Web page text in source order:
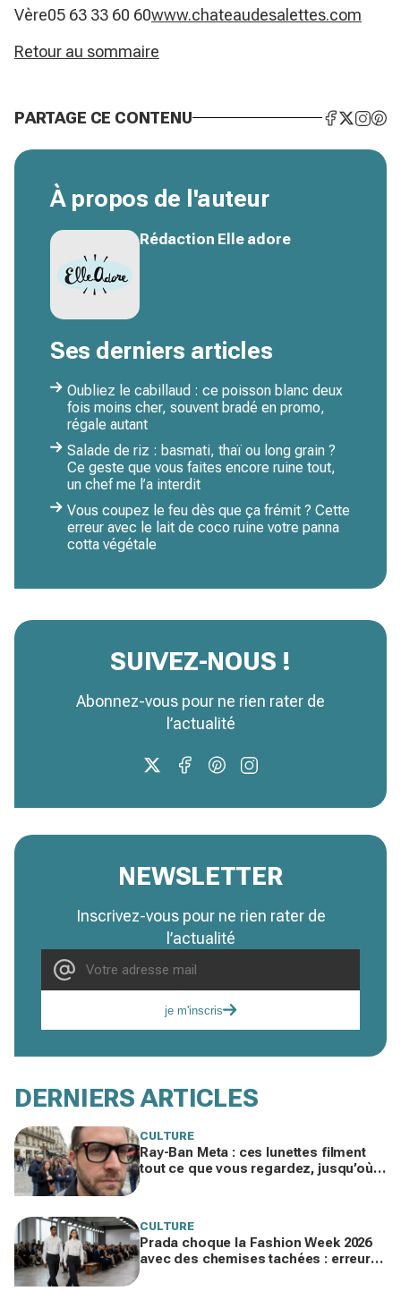
Vère05 63 33 60 60www.chateaudesalettes.com
Retour au sommaire
PARTAGE CE CONTENU
À propos de l'auteur
Rédaction Elle adore
Ses derniers articles
Oubliez le cabillaud : ce poisson blanc deux
fois moins cher, souvent bradé en promo,
régale autant
Salade de riz : basmati, thaï ou long grain ?
Ce geste que vous faites encore ruine tout,
un chef me l’a interdit
Vous coupez le feu dès que ça frémit ? Cette
erreur avec le lait de coco ruine votre panna
cotta végétale
SUIVEZ-NOUS !
Abonnez-vous pour ne rien rater de
l’actualité
NEWSLETTER
Inscrivez-vous pour ne rien rater de
l’actualité
je m'inscris
DERNIERS ARTICLES
CULTURE
Ray-Ban Meta : ces lunettes filment
tout ce que vous regardez, jusqu’où
CULTURE
Prada choque la Fashion Week 2026
avec des chemises tachées : erreur